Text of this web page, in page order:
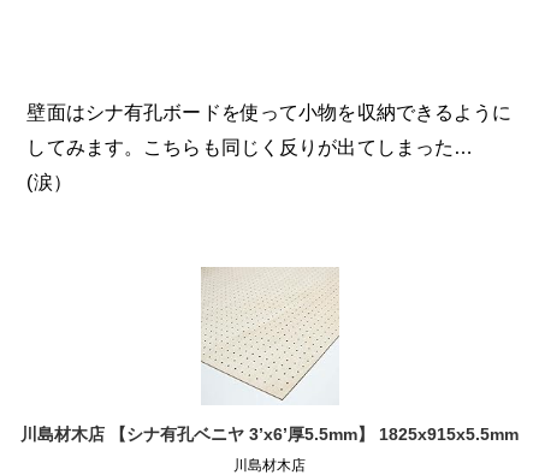
壁面はシナ有孔ボードを使って小物を収納できるように
してみます。こちらも同じく反りが出てしまった…
(涙）
川島材木店 【シナ有孔ベニヤ 3’x6’厚5.5mm】 1825x915x5.5mm
川島材木店